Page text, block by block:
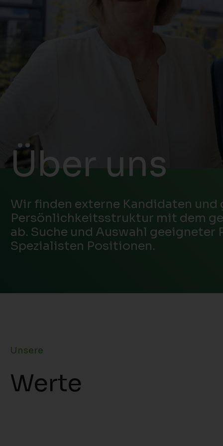
Über uns
Wir finden externe Kandidaten
Persönlichkeitsstruktur mit dem
ab. Suche und Auswahl
Spezialisten Positionen.
Unsere
Werte